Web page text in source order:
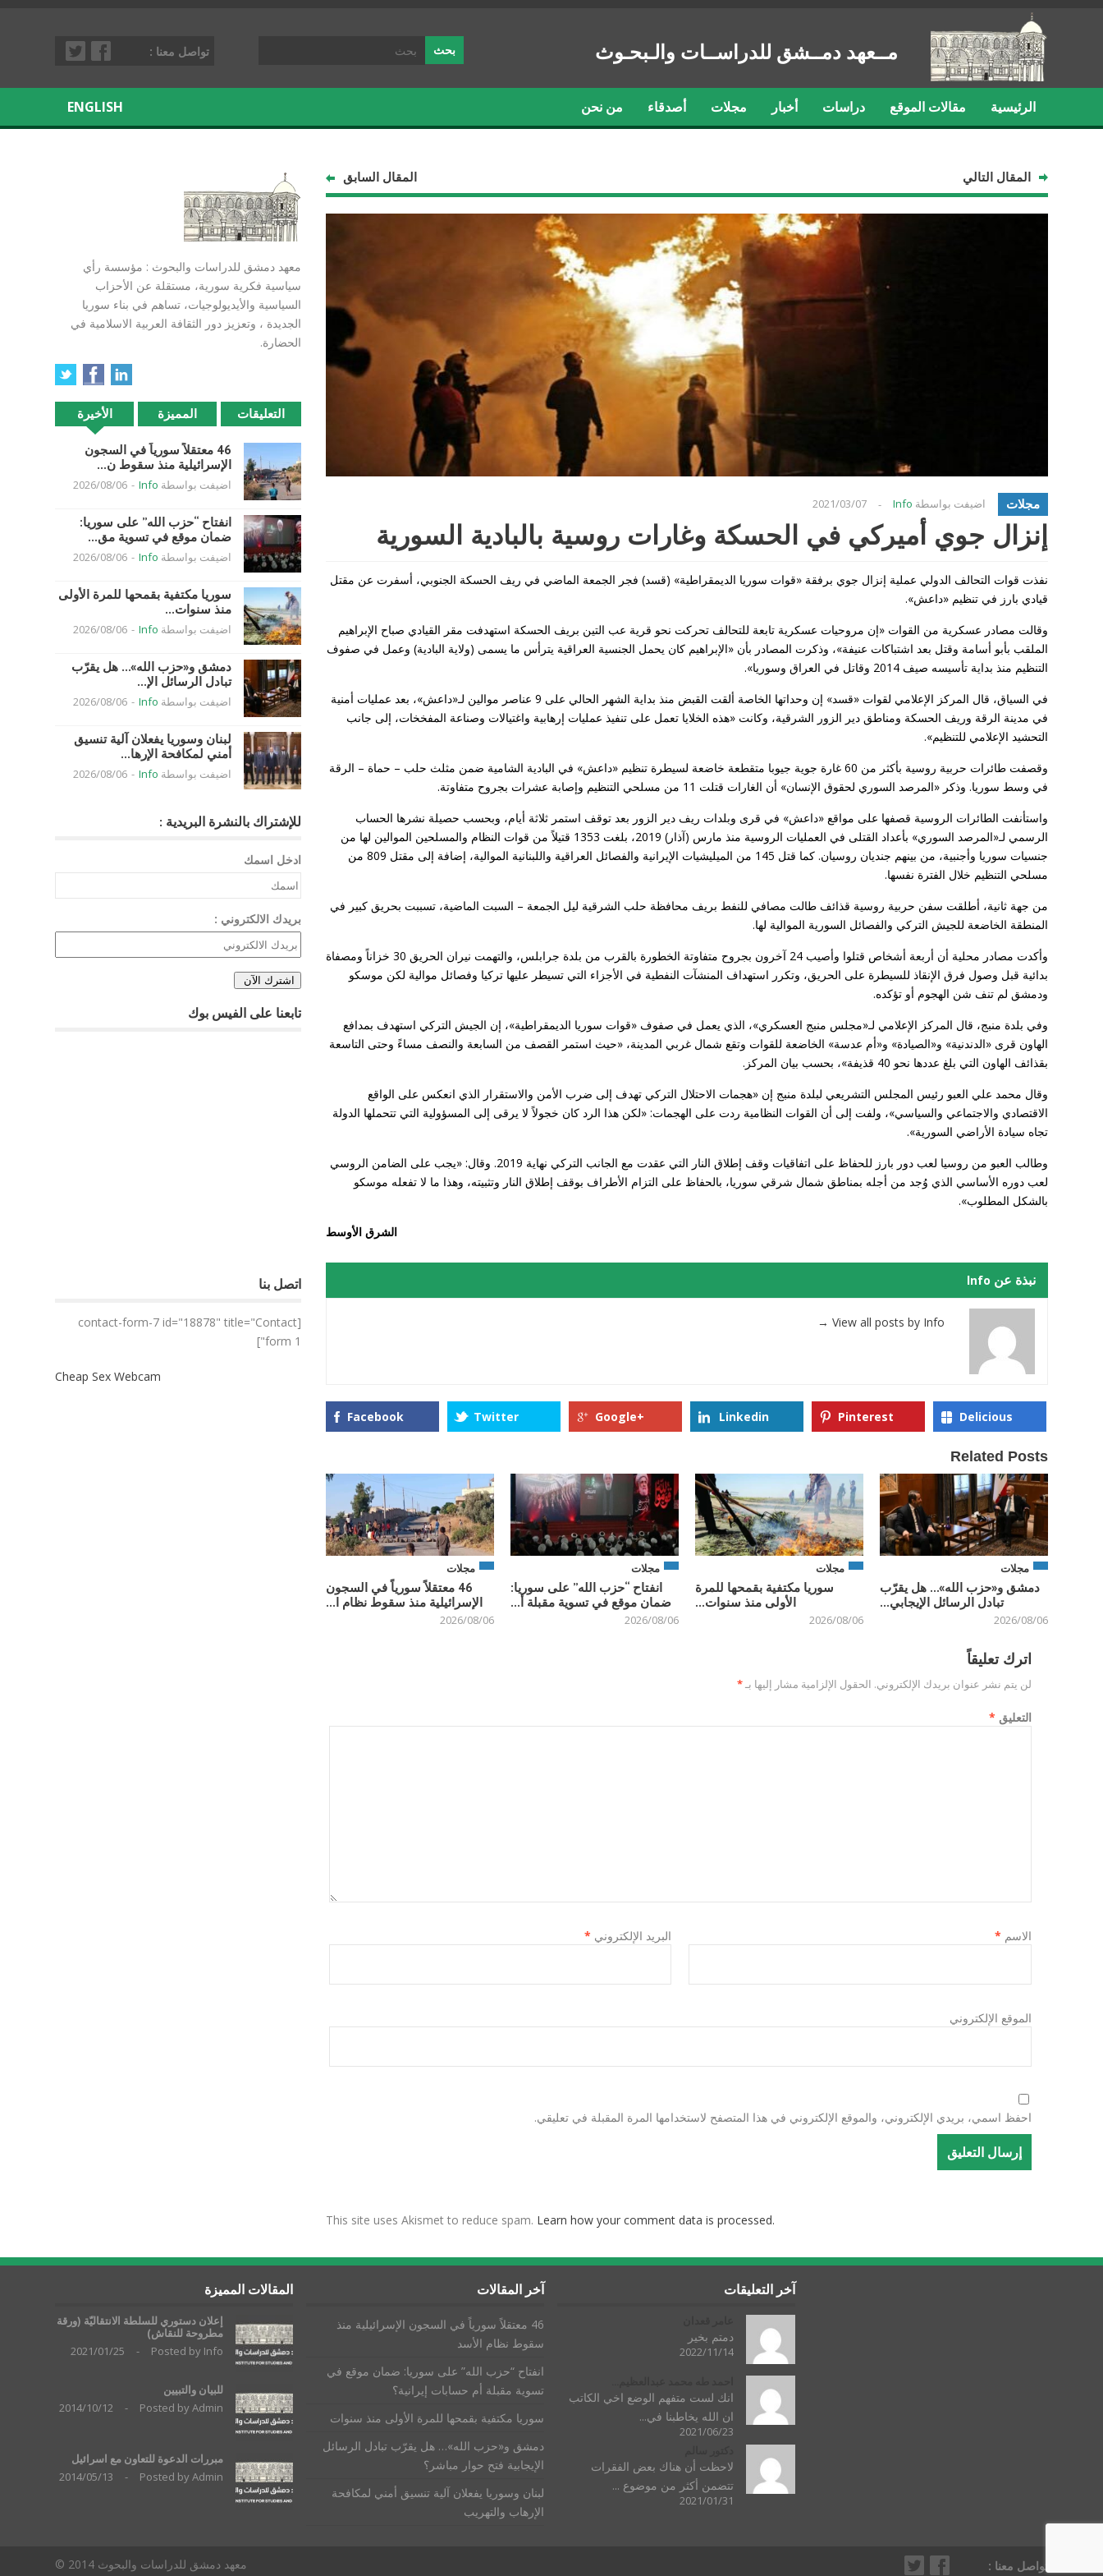
مــعهد دمــشق للدراســات والـبحـوث تواصل معنا :
الرئيسية مقالات الموقع دراسات أخبار مجلات أصدقاء من نحن ENGLISH
المقال السابق المقال التالي
مجلات اضيفت بواسطة Info
-
2021/03/07
إنزال جوي أميركي في الحسكة وغارات روسية بالبادية السورية
نفذت قوات التحالف الدولي عملية إنزال جوي برفقة «قوات سوريا الديمقراطية» (قسد) فجر الجمعة الماضي في ريف الحسكة الجنوبي، أسفرت عن مقتل
قيادي بارز في تنظيم «داعش».
وقالت مصادر عسكرية من القوات «إن مروحيات عسكرية تابعة للتحالف تحركت نحو قرية عب التين بريف الحسكة استهدفت مقر القيادي صباح الإبراهيم
الملقب بأبو أسامة وقتل بعد اشتباكات عنيفة»، وذكرت المصادر بأن «الإبراهيم كان يحمل الجنسية العراقية يترأس ما يسمى (ولاية البادية) وعمل في صفوف
التنظيم منذ بداية تأسيسه صيف 2014 وقاتل في العراق وسوريا».
في السياق، قال المركز الإعلامي لقوات «قسد» إن وحداتها الخاصة ألقت القبض منذ بداية الشهر الحالي على 9 عناصر موالين لـ«داعش»، بعد عمليات أمنية
في مدينة الرقة وريف الحسكة ومناطق دير الزور الشرقية، وكانت «هذه الخلايا تعمل على تنفيذ عمليات إرهابية واغتيالات وصناعة المفخخات، إلى جانب
التحشيد الإعلامي للتنظيم».
وقصفت طائرات حربية روسية بأكثر من 60 غارة جوية جيوبا متقطعة خاضعة لسيطرة تنظيم «داعش» في البادية الشامية ضمن مثلث حلب – حماة – الرقة
في وسط سوريا. وذكر «المرصد السوري لحقوق الإنسان» أن الغارات قتلت 11 من مسلحي التنظيم وإصابة عشرات بجروح متفاوتة.
واستأنفت الطائرات الروسية قصفها على مواقع «داعش» في قرى وبلدات ريف دير الزور بعد توقف استمر ثلاثة أيام، وبحسب حصيلة نشرها الحساب
الرسمي لـ«المرصد السوري» بأعداد القتلى في العمليات الروسية منذ مارس (آذار) 2019، بلغت 1353 قتيلاً من قوات النظام والمسلحين الموالين لها من
جنسيات سوريا وأجنبية، من بينهم جنديان روسيان. كما قتل 145 من الميليشيات الإيرانية والفصائل العراقية واللبنانية الموالية، إضافة إلى مقتل 809 من
مسلحي التنظيم خلال الفترة نفسها.
من جهة ثانية، أطلقت سفن حربية روسية قذائف طالت مصافي للنفط بريف محافظة حلب الشرقية ليل الجمعة – السبت الماضية، تسببت بحريق كبير في
المنطقة الخاضعة للجيش التركي والفصائل السورية الموالية لها.
وأكدت مصادر محلية أن أربعة أشخاص قتلوا وأصيب 24 آخرون بجروح متفاوتة الخطورة بالقرب من بلدة جرابلس، والتهمت نيران الحريق 30 خزاناً ومصفاة
بدائية قبل وصول فرق الإنقاذ للسيطرة على الحريق، وتكرر استهداف المنشآت النفطية في الأجزاء التي تسيطر عليها تركيا وفصائل موالية لكن موسكو
ودمشق لم تنف شن الهجوم أو تؤكده.
وفي بلدة منبج، قال المركز الإعلامي لـ«مجلس منبج العسكري»، الذي يعمل في صفوف «قوات سوريا الديمقراطية»، إن الجيش التركي استهدف بمدافع
الهاون قرى «الدندنية» و«الصيادة» و«أم عدسة» الخاضعة للقوات وتقع شمال غربي المدينة، «حيث استمر القصف من السابعة والنصف مساءً وحتى التاسعة
بقذائف الهاون التي بلغ عددها نحو 40 قذيفة»، بحسب بيان المركز.
وقال محمد علي العبو رئيس المجلس التشريعي لبلدة منبج إن «هجمات الاحتلال التركي تهدف إلى ضرب الأمن والاستقرار الذي انعكس على الواقع
الاقتصادي والاجتماعي والسياسي»، ولفت إلى أن القوات النظامية ردت على الهجمات: «لكن هذا الرد كان خجولاً لا يرقى إلى المسؤولية التي تتحملها الدولة
تجاه سيادة الأراضي السورية».
وطالب العبو من روسيا لعب دور بارز للحفاظ على اتفاقيات وقف إطلاق النار التي عقدت مع الجانب التركي نهاية 2019. وقال: «يجب على الضامن الروسي
لعب دوره الأساسي الذي وُجد من أجله بمناطق شمال شرقي سوريا، بالحفاظ على التزام الأطراف بوقف إطلاق النار وتثبيته، وهذا ما لا تفعله موسكو
بالشكل المطلوب».
الشرق الأوسط
نبذة عن Info
View all posts by Info
→
Facebook Twitter Google+ Linkedin Pinterest Delicious
Related Posts
مجلات
46 معتقلاً سورياً في السجون
الإسرائيلية منذ سقوط نظام ا...
2026/08/06
مجلات
انفتاح “حزب الله” على سوريا:
ضمان موقع في تسوية مقبلة أ...
2026/08/06
مجلات
سوريا مكتفية بقمحها للمرة
الأولى منذ سنوات...
2026/08/06
مجلات
دمشق و«حزب الله»… هل يقرّب
تبادل الرسائل الإيجابي...
2026/08/06
اترك تعليقاً
لن يتم نشر عنوان بريدك الإلكتروني. الحقول الإلزامية مشار إليها بـ*
التعليق *
الاسم * البريد الإلكتروني *
الموقع الإلكتروني
احفظ اسمي، بريدي الإلكتروني، والموقع الإلكتروني في هذا المتصفح لاستخدامها المرة المقبلة في تعليقي.
This site uses Akismet to reduce spam. Learn how your comment data is processed.
معهد دمشق للدراسات والبحوث : مؤسسة رأي
سياسية فكرية سورية، مستقلة عن الأحزاب
السياسية والأيديولوجيات، تساهم في بناء سوريا
الجديدة ، وتعزيز دور الثقافة العربية الاسلامية في
الحضارة.
الأخيرة المميزة التعليقات
46 معتقلاً سورياً في السجون
الإسرائيلية منذ سقوط ن...
اضيفت بواسطة Info
-
2026/08/06
انفتاح “حزب الله” على سوريا:
ضمان موقع في تسوية مق...
اضيفت بواسطة Info
-
2026/08/06
سوريا مكتفية بقمحها للمرة الأولى
منذ سنوات...
اضيفت بواسطة Info
-
2026/08/06
دمشق و«حزب الله»… هل يقرّب
تبادل الرسائل الإ...
اضيفت بواسطة Info
-
2026/08/06
لبنان وسوريا يفعلان آلية تنسيق
أمني لمكافحة الإرها...
اضيفت بواسطة Info
-
2026/08/06
للإشتراك بالنشرة البريدية :
ادخل اسمك
بريدك الالكتروني :
تابعنا على الفيس بوك
اتصل بنا
[contact-form-7 id="18878" title="Contact
form 1"]
Cheap Sex Webcam
المقالات المميزة
إعلان دستوري للسلطة الانتقاليّة (ورقة
مطروحة للنقاش)
Posted by Info
-
2021/01/25
للبيان والتبيين
Posted byAdmin
-
2014/10/12
مبررات الدعوة للتعاون مع اسرائيل
Posted byAdmin
-
2014/05/13
آخر المقالات
46 معتقلاً سورياً في السجون الإسرائيلية منذ
سقوط نظام الأسد
انفتاح “حزب الله” على سوريا: ضمان موقع في
تسوية مقبلة أم حسابات إيرانية؟
سوريا مكتفية بقمحها للمرة الأولى منذ سنوات
دمشق و«حزب الله»… هل يقرّب تبادل الرسائل
الإيجابية فتح حوار مباشر؟
لبنان وسوريا يفعلان آلية تنسيق أمني لمكافحة
الإرهاب والتهريب
آخر التعليقات
دمتم بخير
2022/11/14
انك لست متفهم الوضع اخي الكاتب
ان الله يخاطبنا في...
2021/06/23
لاحظت أن هناك بعض الفقرات
تتضمن أكثر من موضوع ...
2021/01/31
معهد دمشق للدراسات والبحوث 2014 © تواصل معنا :